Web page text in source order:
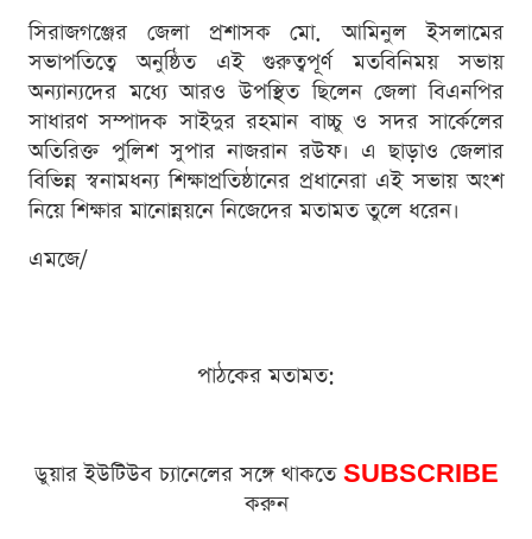
সিরাজগঞ্জের জেলা প্রশাসক মো. আমিনুল ইসলামের
সভাপতিত্বে অনুষ্ঠিত এই গুরুত্বপূর্ণ মতবিনিময় সভায়
অন্যান্যদের মধ্যে আরও উপস্থিত ছিলেন জেলা বিএনপির
সাধারণ সম্পাদক সাইদুর রহমান বাচ্চু ও সদর সার্কেলের
অতিরিক্ত পুলিশ সুপার নাজরান রউফ। এ ছাড়াও জেলার
বিভিন্ন স্বনামধন্য শিক্ষাপ্রতিষ্ঠানের প্রধানেরা এই সভায় অংশ
নিয়ে শিক্ষার মানোন্নয়নে নিজেদের মতামত তুলে ধরেন।
এমজে/
পাঠকের মতামত:
ডুয়ার ইউটিউব চ্যানেলের সঙ্গে থাকতে SUBSCRIBE
করুন